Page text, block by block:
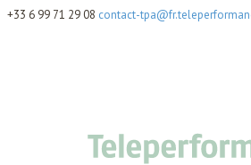
+33 6 99 71 29 08 contact-